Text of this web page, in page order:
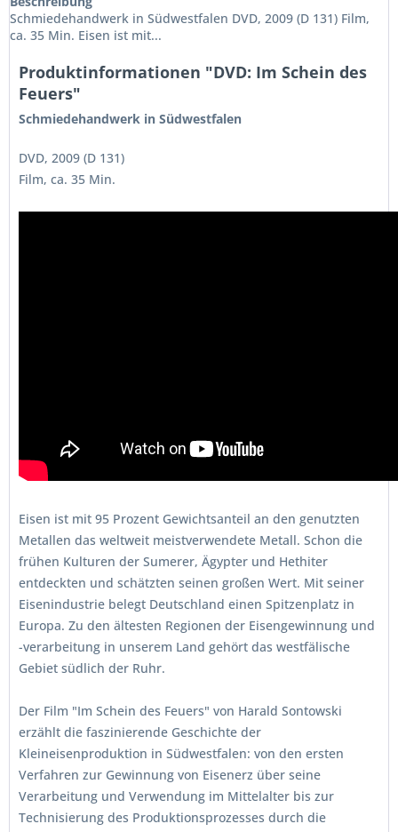
Schmiedehandwerk in Südwestfalen DVD, 2009 (D 131) Film,
ca. 35 Min. Eisen ist mit...
Produktinformationen "DVD: Im Schein des
Feuers"
Schmiedehandwerk in Südwestfalen
DVD, 2009 (D 131)
Film, ca. 35 Min.
Eisen ist mit 95 Prozent Gewichtsanteil an den genutzten
Metallen das weltweit meistverwendete Metall. Schon die
frühen Kulturen der Sumerer, Ägypter und Hethiter
entdeckten und schätzten seinen großen Wert. Mit seiner
Eisenindustrie belegt Deutschland einen Spitzenplatz in
Europa. Zu den ältesten Regionen der Eisengewinnung und
-verarbeitung in unserem Land gehört das westfälische
Gebiet südlich der Ruhr.
Der Film "Im Schein des Feuers" von Harald Sontowski
erzählt die faszinierende Geschichte der
Kleineisenproduktion in Südwestfalen: von den ersten
Verfahren zur Gewinnung von Eisenerz über seine
Verarbeitung und Verwendung im Mittelalter bis zur
Technisierung des Produktionsprozesses durch die